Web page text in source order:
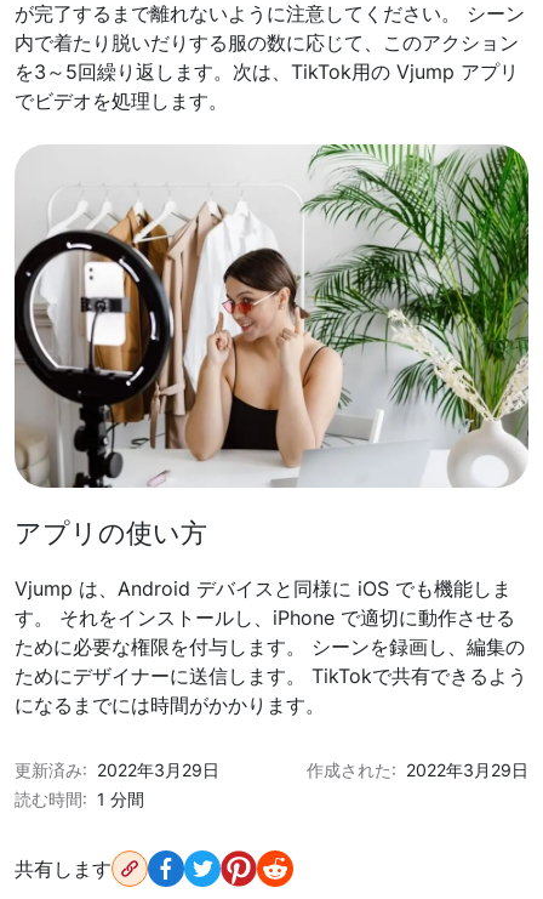
が完了するまで離れないように注意してください。 シーン
内で着たり脱いだりする服の数に応じて、このアクション
を3～5回繰り返します。次は、TikTok用の Vjump アプリ
でビデオを処理します。
アプリの使い方
Vjump は、Android デバイスと同様に iOS でも機能しま
す。 それをインストールし、iPhone で適切に動作させる
ために必要な権限を付与します。 シーンを録画し、編集の
ためにデザイナーに送信します。 TikTokで共有できるよう
になるまでには時間がかかります。
更新済み: 2022年3月29日 作成された: 2022年3月29日
読む時間: 1 分間
共有します